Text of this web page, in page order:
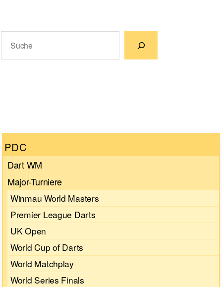
PDC
Dart WM
Major-Turniere
Winmau World Masters
Premier League Darts
UK Open
World Cup of Darts
World Matchplay
World Series Finals